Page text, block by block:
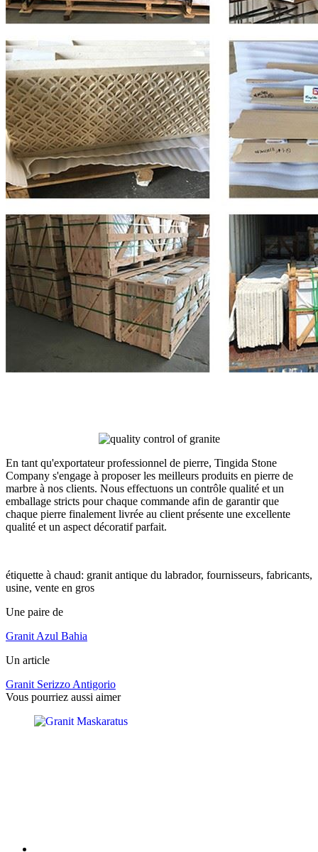
En tant qu'exportateur professionnel de pierre, Tingida Stone
Company s'engage à proposer les meilleurs produits en pierre de
marbre à nos clients. Nous effectuons un contrôle qualité et un
emballage stricts pour chaque commande afin de garantir que
chaque pierre finalement livrée au client présente une excellente
qualité et un aspect décoratif parfait.
étiquette à chaud: granit antique du labrador, fournisseurs, fabricants,
usine, vente en gros
Une paire de
Granit Azul Bahia
Un article
Granit Serizzo Antigorio
Vous pourriez aussi aimer